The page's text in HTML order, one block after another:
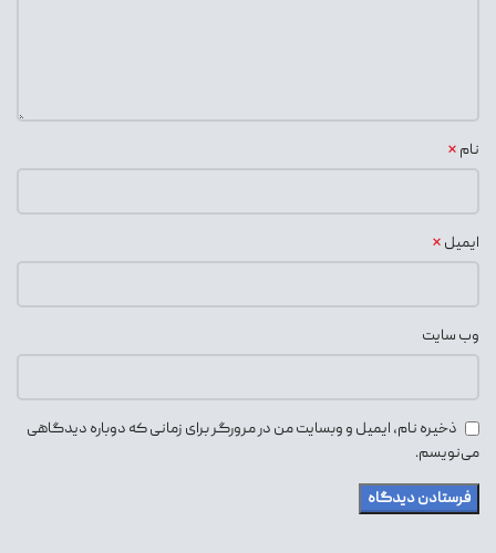
نام *
ایمیل *
وب‌ سایت
ذخیره نام، ایمیل و وبسایت من در مرورگر برای زمانی که دوباره دیدگاهی
می‌نویسم.